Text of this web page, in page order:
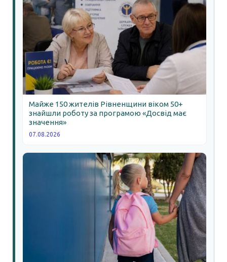
Майже 150 жителів Рівненщини віком 50+
знайшли роботу за програмою «Досвід має
значення»
07.08.2026